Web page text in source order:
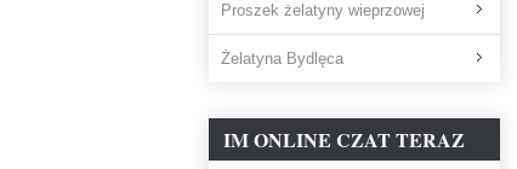
Proszek żelatyny wieprzowej
Żelatyna Bydlęca
IM ONLINE CZAT TERAZ